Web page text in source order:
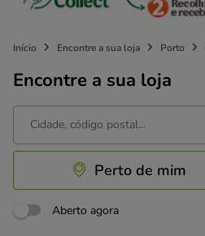
Início Encontre a sua loja Porto
Encontre a sua loja
Perto de mim
Aberto agora